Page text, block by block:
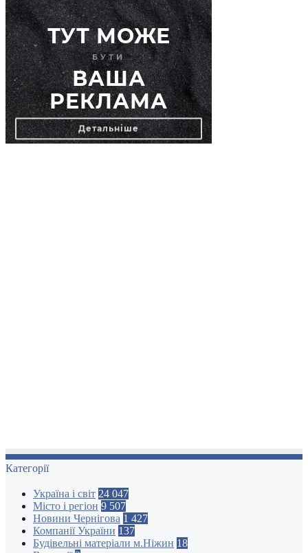
Категорії
Україна і світ 24 047
Місто і регіон 9 507
Новини Чернігова 1 427
Компанії України 137
Будівельні матеріали м.Ніжин 18